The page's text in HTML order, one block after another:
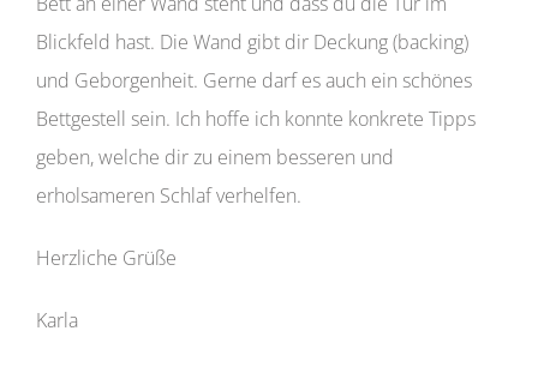
Blickfeld hast. Die Wand gibt dir Deckung (backing)
und Geborgenheit. Gerne darf es auch ein schönes
Bettgestell sein. Ich hoffe ich konnte konkrete Tipps
geben, welche dir zu einem besseren und
erholsameren Schlaf verhelfen.
Herzliche Grüße
Karla